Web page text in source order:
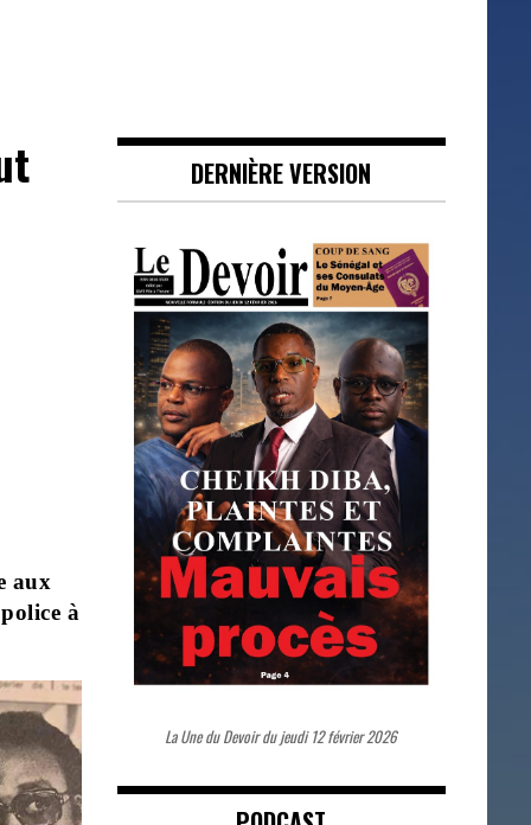
aux
à
DERNIÈRE VERSION
La Une du Devoir du jeudi 12 février 2026